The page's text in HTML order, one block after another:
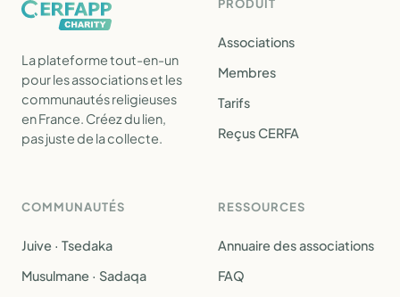
La plateforme tout-en-un
pour les associations et les
communautés religieuses
en France. Créez du lien,
pas juste de la collecte.
PRODUIT
Associations
Membres
Tarifs
Reçus CERFA
COMMUNAUTÉS
Juive · Tsedaka
Musulmane · Sadaqa
RESSOURCES
Annuaire des associations
FAQ